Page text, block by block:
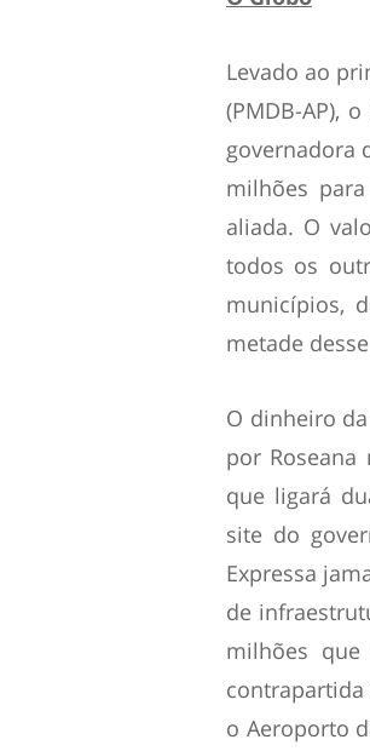
Levado ao
(PMDB-AP),
governadora
milhões
aliada. O
todos os
municípios,
metade
O dinheiro
por Roseana
que ligará
site do
Expressa
de
milhões
o Aeroporto